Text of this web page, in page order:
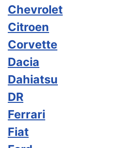
Chevrolet
Citroen
Corvette
Dacia
Dahiatsu
DR
Ferrari
Fiat